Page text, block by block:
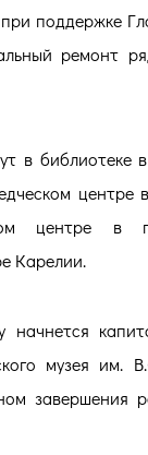
поддержке
ремонт
в библиотеке
центре
центре
Карелии.
начнется
музея им.
завершения